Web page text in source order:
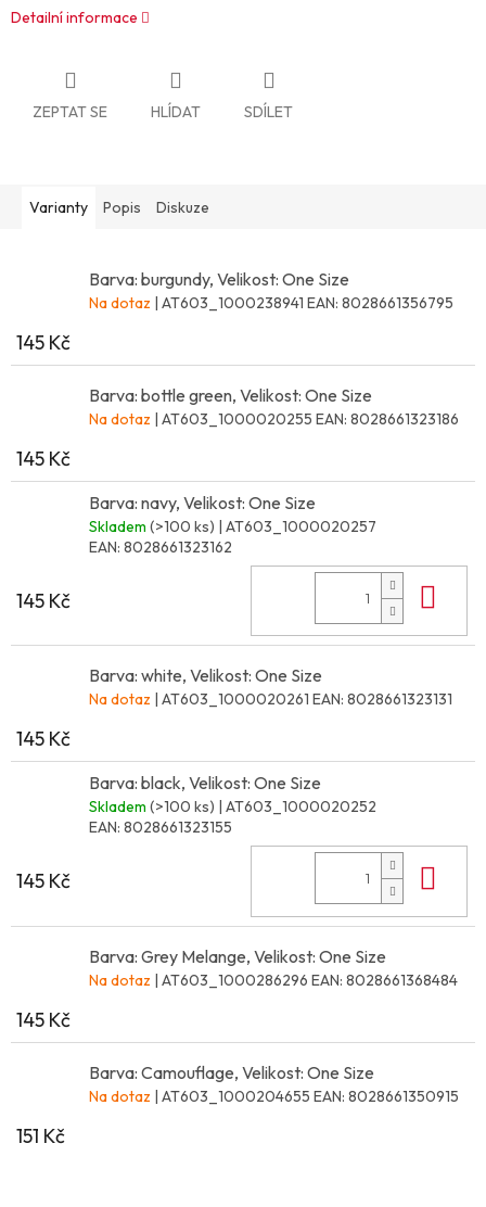
Detailní informace
ZEPTAT SE HLÍDAT SDÍLET
Varianty Popis Diskuze
Barva: burgundy, Velikost: One Size
Na dotaz | AT603_1000238941 EAN: 8028661356795
145 Kč
Barva: bottle green, Velikost: One Size
Na dotaz | AT603_1000020255 EAN: 8028661323186
145 Kč
Barva: navy, Velikost: One Size
Skladem (>100 ks) | AT603_1000020257
EAN: 8028661323162
145 Kč
Barva: white, Velikost: One Size
Na dotaz | AT603_1000020261 EAN: 8028661323131
145 Kč
Barva: black, Velikost: One Size
Skladem (>100 ks) | AT603_1000020252
EAN: 8028661323155
145 Kč
Barva: Grey Melange, Velikost: One Size
Na dotaz | AT603_1000286296 EAN: 8028661368484
145 Kč
Barva: Camouflage, Velikost: One Size
Na dotaz | AT603_1000204655 EAN: 8028661350915
151 Kč